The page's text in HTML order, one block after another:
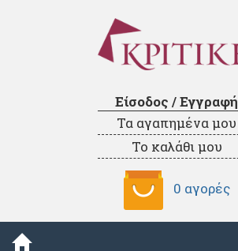
Είσοδος / Εγγραφή
Τα αγαπημένα μου
Το καλάθι μου
0 αγορές